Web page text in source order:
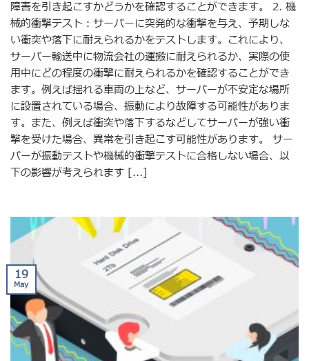
障害を引き起こすかどうかを確認することができます。 2. 機
械的衝撃テスト：サーバーに突発的な衝撃を与え、予期しな
い衝突や落下に耐えられるかをテストします。これにより、
サーバー輸送中に物流会社の運搬に耐えられるか、実際の使
用中にどの程度の衝撃に耐えられるかを確認することができ
ます。例えば揺れる車両の上など、サーバーが不安定な場所
に設置されている場合、振動により故障する可能性がありま
す。また、例えば衝突や落下するなどしてサーバーが強い衝
撃を受けた場合、異常を引き起こす可能性があります。 サー
バーが振動テストや機械的衝撃テストに合格しない場合、以
下の影響が考えられます [...]
19
May